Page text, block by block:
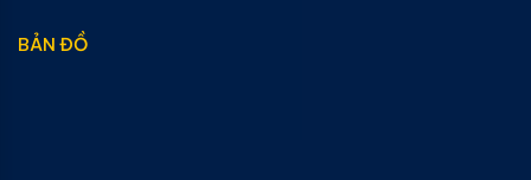
BẢN ĐỒ